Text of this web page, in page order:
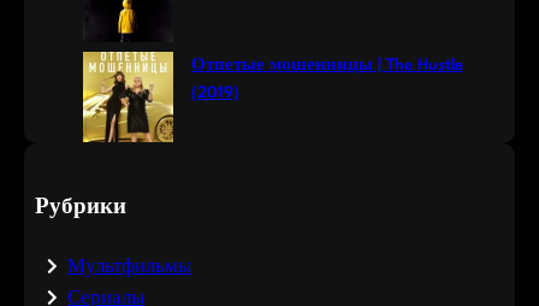
Отпетые мошенницы | The Hustle
(2019)
Рубрики
Мультфильмы
Сериалы